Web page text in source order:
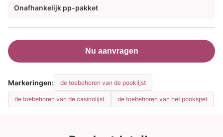
Onafhankelijk pp-pakket
Nu aanvragen
Markeringen: de toebehoren van de pooklijst
de toebehoren van de casinolijst de toebehoren van het pookspel